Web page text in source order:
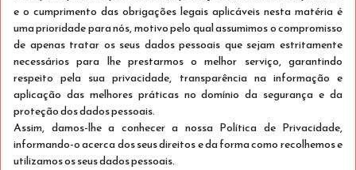
Exclusivo para Mobile
Stay Double 5% desconto
Dormem 2
Ver detalhes Apenas 2 quartos disponíveis
Cancelamento grátis até 08 Ago 2026 às 19:00
hora local.
€ 188
e o cumprimento das obrigações legais aplicáveis nesta matéria é
uma prioridade para nós, motivo pelo qual assumimos o compromisso
de apenas tratar os seus dados pessoais que sejam estritamente
necessários para lhe prestarmos o melhor serviço, garantindo
respeito pela sua privacidade, transparência na informação e
aplicação das melhores práticas no domínio da segurança e da
proteção dos dados pessoais.
Assim, damos-lhe a conhecer a nossa Política de Privacidade,
informando-o acerca dos seus direitos e da forma como recolhemos e
utilizamos os seus dados pessoais.